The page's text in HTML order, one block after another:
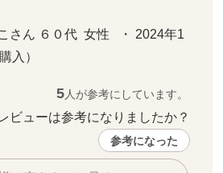
さん ６０代  女性   ・ 2024年1
入）
5人が参考にしています。
ビューは参考になりましたか？
参考になった